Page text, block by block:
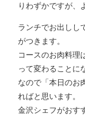
りわずかですが、
ランチでお出しし
がつきます。
コースのお肉料理
って変わることに
なので「本日のお
ればと思います。
金沢シェフがおす